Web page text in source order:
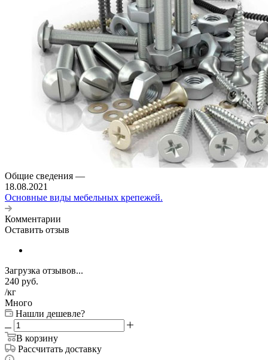
Общие сведения —
18.08.2021
Основные виды мебельных крепежей.
Комментарии
Оставить отзыв
Загрузка отзывов...
240 руб.
/кг
Много
Нашли дешевле?
В корзину
Рассчитать доставку